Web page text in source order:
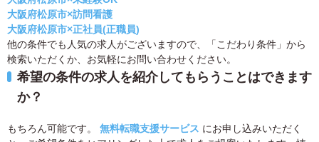
大阪府松原市×訪問看護
大阪府松原市×正社員(正職員)
他の条件でも人気の求人がございますので、「こだわり条件」から
検索いただくか、お気軽にお問い合わせください。
希望の条件の求人を紹介してもらうことはできます
か？
もちろん可能です。 無料転職支援サービス にお申し込みいただく